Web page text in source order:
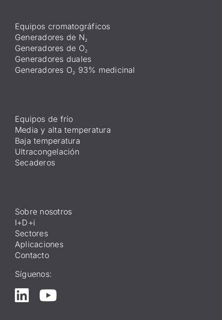
Equipos cromatográficos
Generadores de N₂
Generadores de O₂
Generadores duales
Generadores O₂ 93% medicinal
Equipos de frío
Media y alta temperatura
Baja temperatura
Ultracongelación
Secaderos
Sobre nosotros
I+D+i
Sectores
Aplicaciones
Contacto
Síguenos: